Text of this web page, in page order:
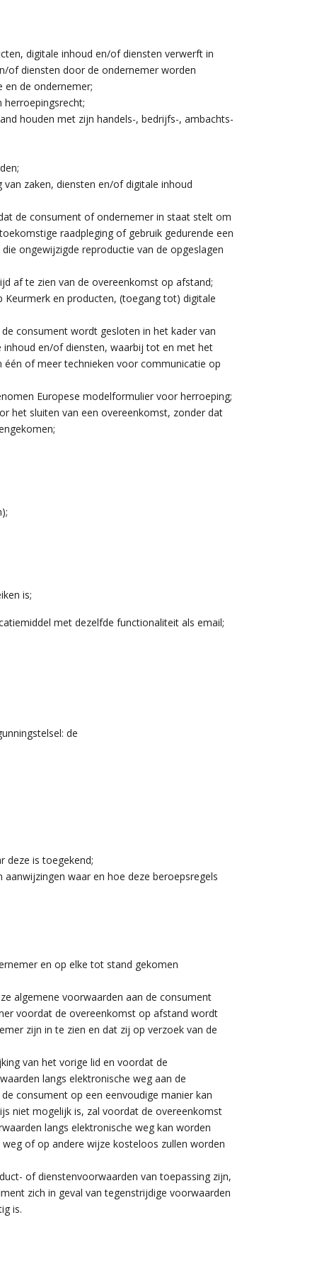
digitale inhoud en/of diensten verwerft in
of diensten door de ondernemer worden
en de ondernemer;
herroepingsrecht;
houden met zijn handels-, bedrijfs-, ambachts-
zaken, diensten en/of digitale inhoud
de consument of ondernemer in staat stelt om
raadpleging of gebruik gedurende een
ongewijzigde reproductie van de opgeslagen
af te zien van de overeenkomst op afstand;
en producten, (toegang tot) digitale
consument wordt gesloten in het kader van
en/of diensten, waarbij tot en met het
of meer technieken voor communicatie op
Europese modelformulier voor herroeping;
het sluiten van een overeenkomst, zonder dat
is;
met dezelfde functionaliteit als email;
de
deze is toegekend;
waar en hoe deze beroepsregels
en op elke tot stand gekomen
algemene voorwaarden aan de consument
voordat de overeenkomst op afstand wordt
zijn in te zien en dat zij op verzoek van de
van het vorige lid en voordat de
langs elektronische weg aan de
consument op een eenvoudige manier kan
niet mogelijk is, zal voordat de overeenkomst
langs elektronische weg kan worden
of op andere wijze kosteloos zullen worden
of dienstenvoorwaarden van toepassing zijn,
zich in geval van tegenstrijdige voorwaarden
is.